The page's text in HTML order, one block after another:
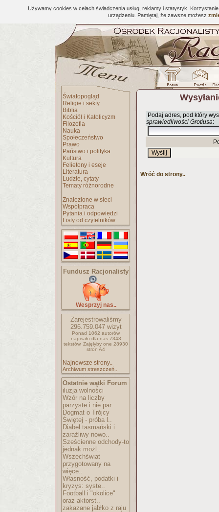
Używamy cookies w celach świadczenia usług, reklamy i statystyk.
urządzeniu. Pamiętaj, że zawsze możesz
Światopogląd
Religie i sekty
Biblia
Kościół i Katolicyzm
Filozofia
Nauka
Społeczeństwo
Prawo
Państwo i polityka
Kultura
Felietony i eseje
Literatura
Ludzie, cytaty
Tematy różnorodne
Znalezione w sieci
Współpraca
Pytania i odpowiedzi
Listy od czytelników
Fundusz Racjonalisty
Wesprzyj nas..
Zarejestrowaliśmy
296.759.047wizyt
Ponad 1062 autorów
napisało dla nas 7343
tekstów. Zajęłyby one 28930
stron A4
Najnowsze strony..
Archiwum streszczeń..
Ostatnie wątki Forum:
iluzja wolności
Wzór na liczby
parzyste i nie par..
Dogmat o Trójcy
Świętej - próba l..
Diabeł tasmański i
zaraźliwy nowo..
Sześcienne odchody-to
jednak możl..
Wszechświat
przygotowany na
więce..
Własność, podatki i
kryzys: syste..
Football i "okolice"
oraz aktorst..
zakazane jabłko z raju
Podaj adres, pod który
sprawiedliwości Grotiusa:
Wróć do strony..